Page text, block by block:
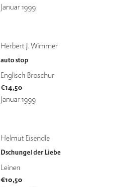
Januar 1999
Herbert J. Wimmer
auto stop
Englisch Broschur
€14,50
Januar 1999
Helmut Eisendle
Dschungel der Liebe
Leinen
€10,50